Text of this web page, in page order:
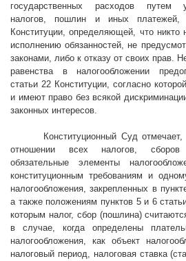
государственных расходов путем
налогов, пошлин и иных
Конституции, определяющей, что
исполнению обязанностей, не
законами, либо к отказу от своих прав.
равенства в налогообложении
статьи 22 Конституции, согласно
и имеют право без всякой
законных интересов.
Конституционный Суд
отношении всех налогов, сборов
обязательные элементы
конституционным требованиям и
налогообложения, закрепленных в
а также положениям пунктов 5 и 6
которым налог, сбор (пошлина)
в случае, когда определены
налогообложения, как объект
налоговый период, налоговая ставка